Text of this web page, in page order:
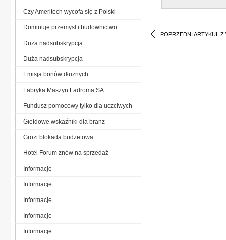
POPRZEDNI ARTYKUŁ Z
Czy Ameritech wycofa się z Polski
Dominuje przemysł i budownictwo
Duża nadsubskrypcja
Duża nadsubskrypcja
Emisja bonów dłużnych
Fabryka Maszyn Fadroma SA
Fundusz pomocowy tylko dla uczciwych
Giełdowe wskaźniki dla branż
Grozi blokada budżetowa
Hotel Forum znów na sprzedaż
Informacje
Informacje
Informacje
Informacje
Informacje